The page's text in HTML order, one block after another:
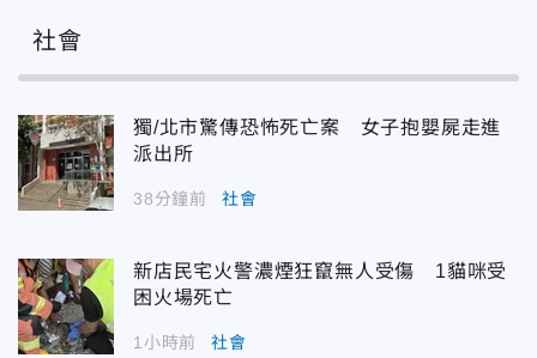
社會
獨/北市驚傳恐怖死亡案 女子抱嬰屍走進
派出所
38分鐘前 社會
新店民宅火警濃煙狂竄無人受傷 1貓咪受
困火場死亡
1小時前 社會